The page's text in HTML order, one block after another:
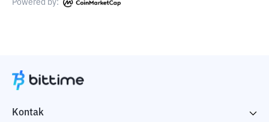
Powered by:
Kontak